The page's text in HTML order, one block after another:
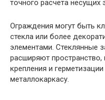
точного расчета несущих
Ограждения могут быть
стекла или более
элементами. Стеклянные
расширяют пространство,
крепления и
металлокаркасу.